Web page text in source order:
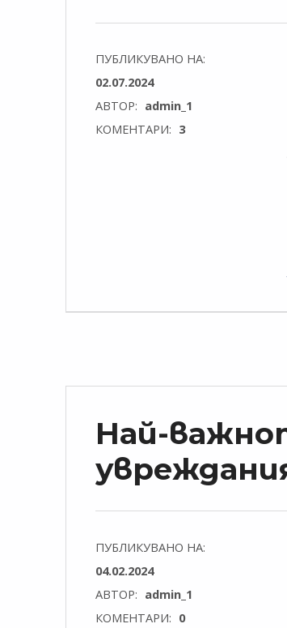
ПУБЛИКУВАНО НА:
02.07.2024
АВТОР: admin_1
КОМЕНТАРИ: 3
Най-
ПУБЛИКУВАНО НА:
04.02.2024
АВТОР: admin_1
КОМЕНТАРИ: 0